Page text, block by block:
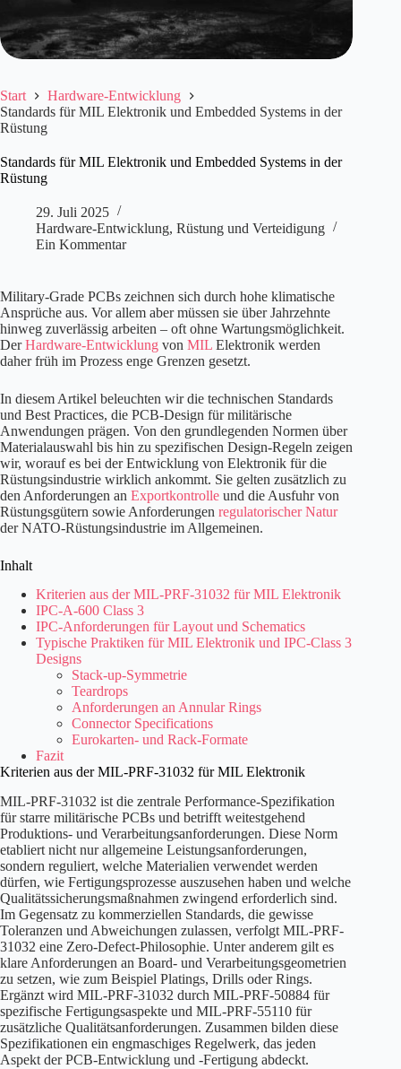
Start
Hardware-Entwicklung
Standards für MIL Elektronik und Embedded Systems in der
Rüstung
Standards für MIL Elektronik und Embedded Systems in der
Rüstung
29. Juli 2025
Hardware-Entwicklung, Rüstung und Verteidigung
Ein Kommentar
Military-Grade PCBs zeichnen sich durch hohe klimatische
Ansprüche aus. Vor allem aber müssen sie über Jahrzehnte
hinweg zuverlässig arbeiten – oft ohne Wartungsmöglichkeit.
DerHardware-Entwicklung von MIL Elektronik werden
daher früh im Prozess enge Grenzen gesetzt.
In diesem Artikel beleuchten wir die technischen Standards
und Best Practices, die PCB-Design für militärische
Anwendungen prägen. Von den grundlegenden Normen über
Materialauswahl bis hin zu spezifischen Design-Regeln zeigen
wir, worauf es bei der Entwicklung von Elektronik für die
Rüstungsindustrie wirklich ankommt. Sie gelten zusätzlich zu
den Anforderungen an Exportkontrolle und die Ausfuhr von
Rüstungsgütern sowie Anforderungen regulatorischer Natur
der NATO-Rüstungsindustrie im Allgemeinen.
Inhalt
Kriterien aus der MIL-PRF-31032 für MIL Elektronik
IPC-A-600 Class 3
IPC-Anforderungen für Layout und Schematics
Typische Praktiken für MIL Elektronik und IPC-Class 3
Designs
Stack-up-Symmetrie
Teardrops
Anforderungen an Annular Rings
Connector Specifications
Eurokarten- und Rack-Formate
Fazit
Kriterien aus der MIL-PRF-31032 für MIL Elektronik
MIL-PRF-31032 ist die zentrale Performance-Spezifikation
für starre militärische PCBs und betrifft weitestgehend
Produktions- und Verarbeitungsanforderungen. Diese Norm
etabliert nicht nur allgemeine Leistungsanforderungen,
sondern reguliert, welche Materialien verwendet werden
dürfen, wie Fertigungsprozesse auszusehen haben und welche
Qualitätssicherungsmaßnahmen zwingend erforderlich sind.
Im Gegensatz zu kommerziellen Standards, die gewisse
Toleranzen und Abweichungen zulassen, verfolgt MIL-PRF-
31032 eine Zero-Defect-Philosophie. Unter anderem gilt es
klare Anforderungen an Board- und Verarbeitungsgeometrien
zu setzen, wie zum Beispiel Platings, Drills oder Rings.
Ergänzt wird MIL-PRF-31032 durch MIL-PRF-50884 für
spezifische Fertigungsaspekte und MIL-PRF-55110 für
zusätzliche Qualitätsanforderungen. Zusammen bilden diese
Spezifikationen ein engmaschiges Regelwerk, das jeden
Aspekt der PCB-Entwicklung und -Fertigung abdeckt.